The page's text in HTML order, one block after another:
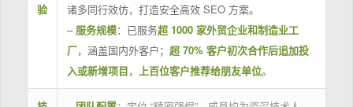
验
诸多同行效仿，打造安全高效 SEO 方案。
– 服务规模：已服务超 1000 家外贸企业和制造业工
厂，涵盖国内外客户； 超 70% 客户初次合作后追加投
入或新增项目， 上百位客户推荐给朋友单位。